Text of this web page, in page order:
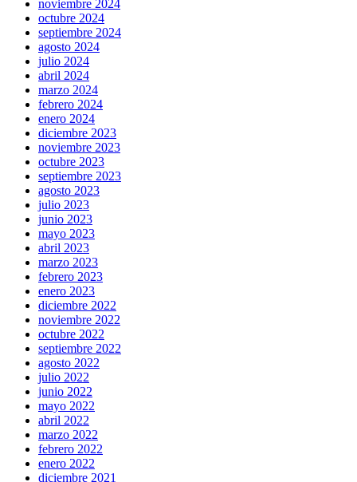
noviembre 2024
octubre 2024
septiembre 2024
agosto 2024
julio 2024
abril 2024
marzo 2024
febrero 2024
enero 2024
diciembre 2023
noviembre 2023
octubre 2023
septiembre 2023
agosto 2023
julio 2023
junio 2023
mayo 2023
abril 2023
marzo 2023
febrero 2023
enero 2023
diciembre 2022
noviembre 2022
octubre 2022
septiembre 2022
agosto 2022
julio 2022
junio 2022
mayo 2022
abril 2022
marzo 2022
febrero 2022
enero 2022
diciembre 2021